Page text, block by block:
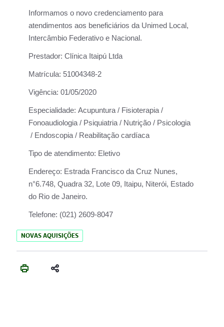
Informamos o novo credenciamento para
atendimentos aos beneficiários da Unimed Local,
Intercâmbio Federativo e Nacional.
Prestador: Clínica Itaipú Ltda
Matrícula: 51004348-2
Vigência: 01/05/2020
Especialidade: Acupuntura / Fisioterapia /
Fonoaudiologia / Psiquiatria / Nutrição / Psicologia
/ Endoscopia / Reabilitação cardíaca
Tipo de atendimento: Eletivo
Endereço: Estrada Francisco da Cruz Nunes,
n°6.748, Quadra 32, Lote 09, Itaipu, Niterói, Estado
do Rio de Janeiro.
Telefone: (021) 2609-8047
NOVAS AQUISIÇÕES